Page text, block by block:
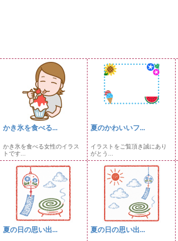
かき氷を食べる...
かき氷を食べる女性のイラス
トです...
夏のかわいいフ...
イラストをご覧頂き誠にあり
がとう...
夏の日の思い出... 夏の日の思い出...